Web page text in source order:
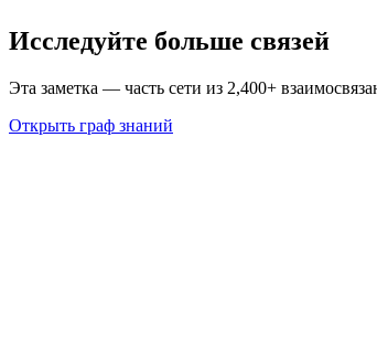
Исследуйте больше связей
Эта заметка — часть сети из 2,400+
Открыть граф знаний